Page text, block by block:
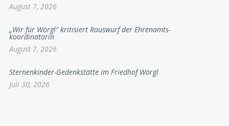
August 7, 2026
„Wir für Wörgl“ kritisiert Rauswurf der Ehrenamts-
koordinatorin
August 7, 2026
Sternenkinder-Gedenkstätte im Friedhof Wörgl
Juli 30, 2026